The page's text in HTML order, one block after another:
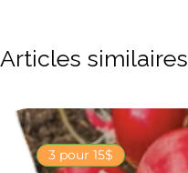
Articles similaires
3 pour 15$